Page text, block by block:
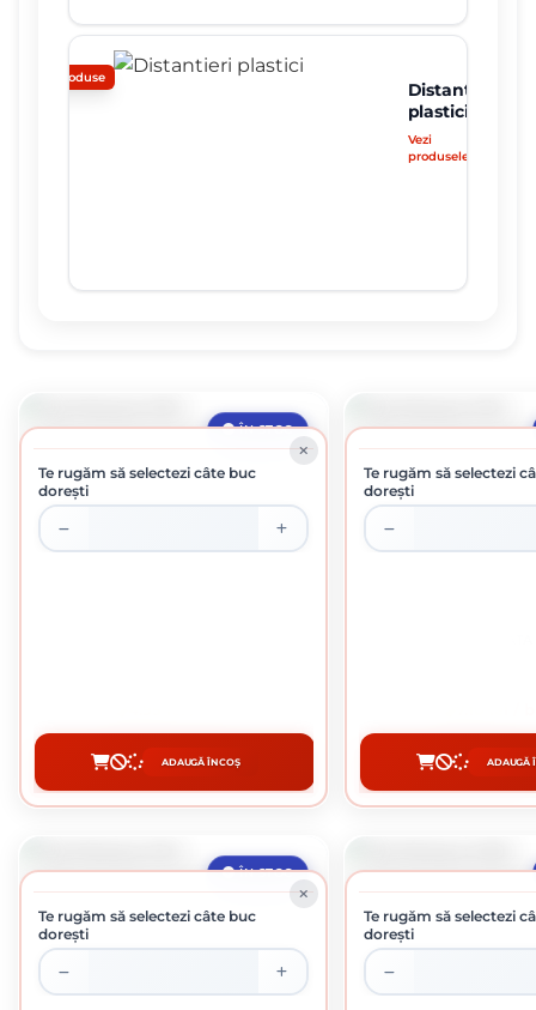
0 produse
Distantieri
plastici
Vezi
produsele
ÎN STOC
CUMPĂRĂ
Te rugăm să selectezi câte buc
dorești
ADAUGĂ ÎN COȘ
Te rugăm să selectezi
dorești
ADAUGĂ
ÎN STOC
Te rugăm să selectezi câte buc
dorești
Te rugăm să selectezi
dorești